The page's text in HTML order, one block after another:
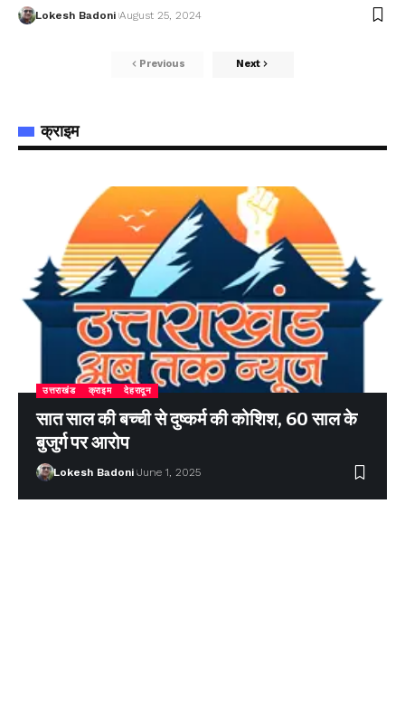
Lokesh Badoni August 25, 2024
Previous Next
क्राइम
उत्तराखंड क्राइम देहरादून
सात साल की बच्ची से दुष्कर्म की कोशिश, 60 साल के
बुजुर्ग पर आरोप
Lokesh Badoni June 1, 2025